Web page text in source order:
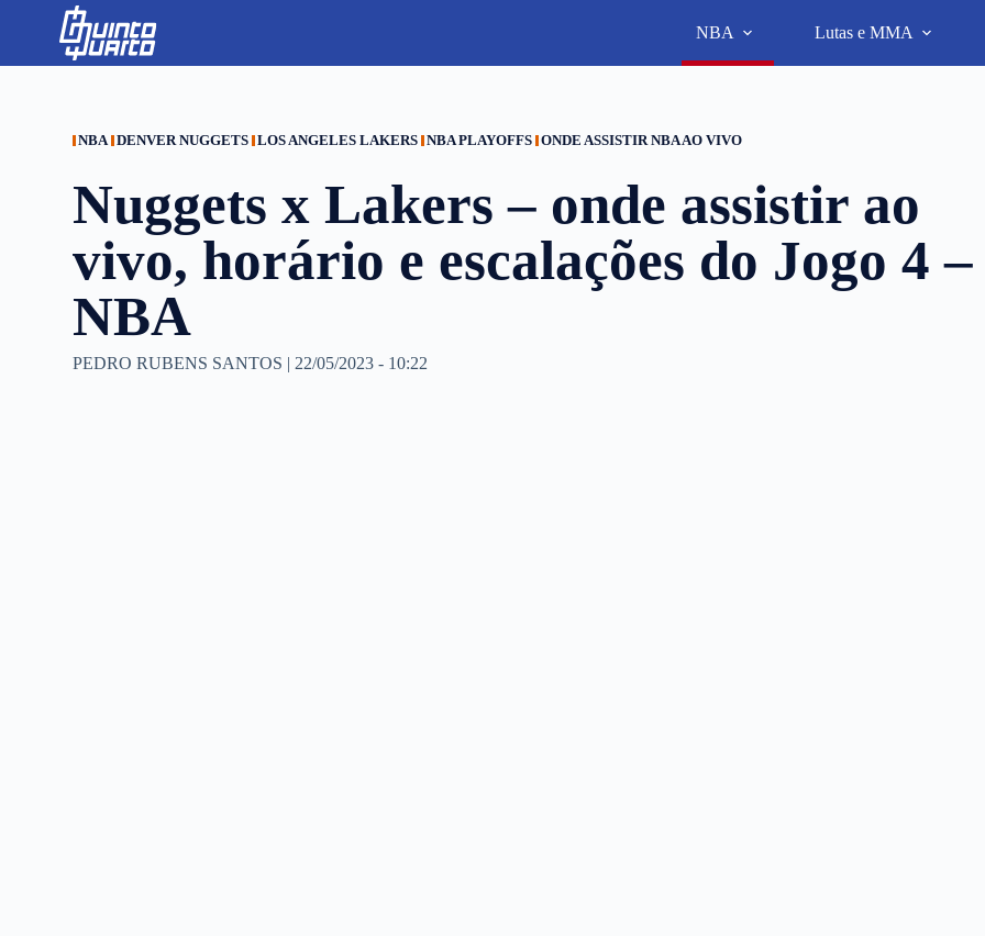
p
NBA Lutas e MMA
NBA DENVER NUGGETS LOS ANGELES LAKERS NBA PLAYOFFS ONDE ASSISTIR NBA AO VIVO
Nuggets x Lakers – onde assistir ao
vivo, horário e escalações do Jogo 4 –
NBA
PEDRO RUBENS SANTOS | 22/05/2023 - 10:22